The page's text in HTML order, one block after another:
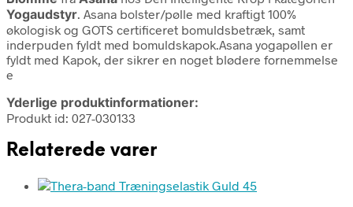
Yogaudstyr. Asana bolster/pølle med kraftigt 100%
økologisk og GOTS certificeret bomuldsbetræk, samt
inderpuden fyldt med bomuldskapok.Asana yogapøllen er
fyldt med Kapok, der sikrer en noget blødere fornemmelse
e
Yderlige produktinformationer:
Produkt id: 027-030133
Relaterede varer